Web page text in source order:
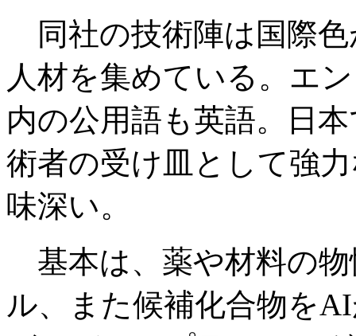
同社の技術陣は国際
人材を集めている。エ
内の公用語も英語。日
術者の受け皿として強
味深い。
基本は、薬や材料の
ル、また候補化合物を